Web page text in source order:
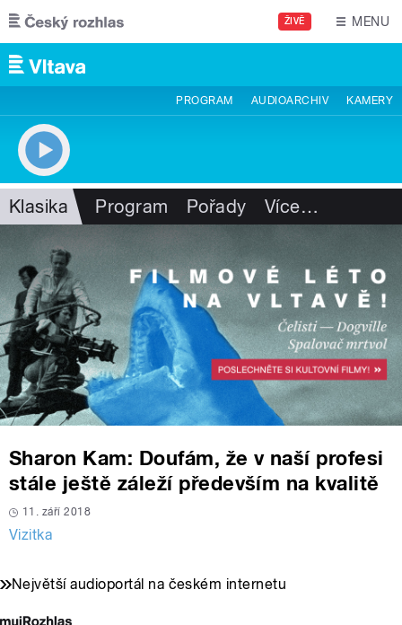
Přejít k hlavnímu obsahu
ŽIVĚ MENU
PROGRAM AUDIOARCHIV KAMERY
Klasika Program Pořady Více…
Sharon Kam: Doufám, že v naší profesi
stále ještě záleží především na kvalitě
11. září 2018
Vizitka
Největší audioportál na českém internetu